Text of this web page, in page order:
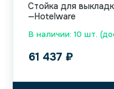
В наличии: 10 шт.
Стойка для
—Hotelware
61 437 ₽